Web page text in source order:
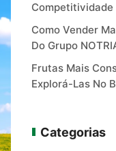
Competitividade
Como Vender
Do Grupo
Frutas Mais
Explorá-Las No
Categorias